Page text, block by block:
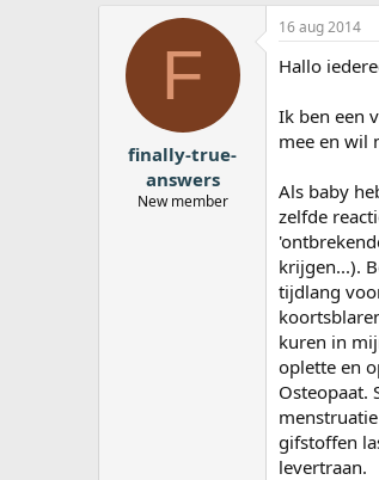
m
F
finally-true-
answers
New member
16 aug 2014
Hallo
Ik ben een
mee en wil
Als baby
zelfde
krijgen...).
tijdlang
kuren in
oplette en
Osteopaat.
gifstoffen
levertraan.